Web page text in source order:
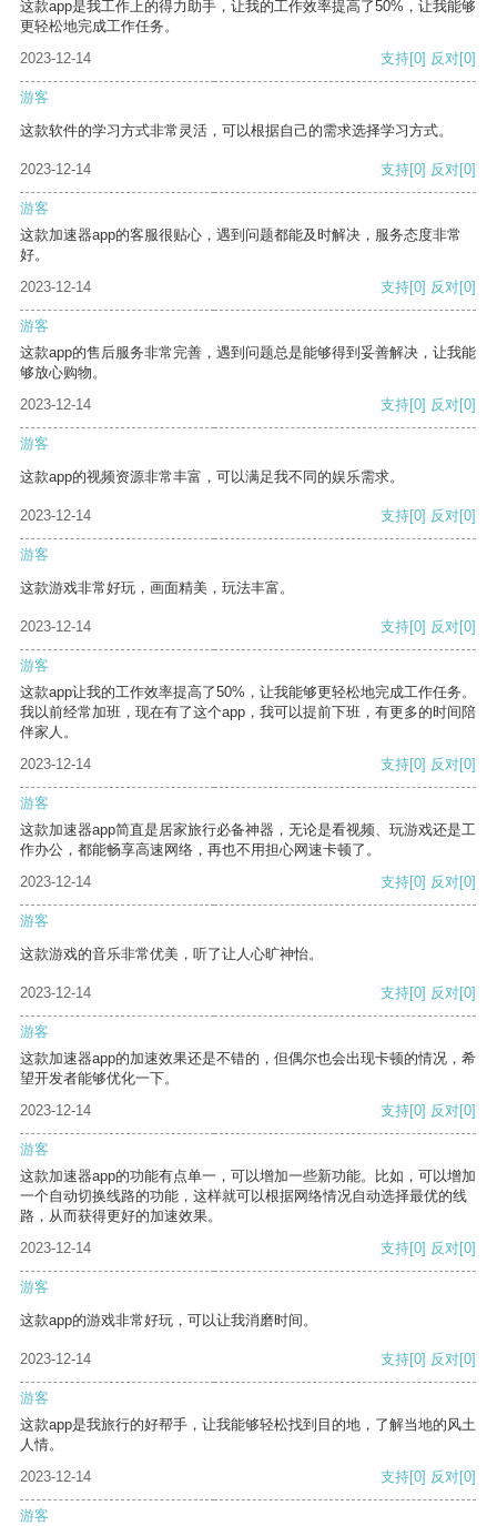
这款app是我工作上的得力助手，让我的工作效率提高了50%，让我能够
更轻松地完成工作任务。
2023-12-14
支持[0] 反对[0]
游客
这款软件的学习方式非常灵活，可以根据自己的需求选择学习方式。
2023-12-14 支持[0] 反对[0]
游客
这款加速器app的客服很贴心，遇到问题都能及时解决，服务态度非常
好。
2023-12-14
支持[0] 反对[0]
游客
这款app的售后服务非常完善，遇到问题总是能够得到妥善解决，让我能
够放心购物。
2023-12-14
支持[0] 反对[0]
游客
这款app的视频资源非常丰富，可以满足我不同的娱乐需求。
2023-12-14 支持[0] 反对[0]
游客
这款游戏非常好玩，画面精美，玩法丰富。
2023-12-14 支持[0] 反对[0]
游客
这款app让我的工作效率提高了50%，让我能够更轻松地完成工作任务。
我以前经常加班，现在有了这个app，我可以提前下班，有更多的时间陪
伴家人。
2023-12-14
支持[0] 反对[0]
游客
这款加速器app简直是居家旅行必备神器，无论是看视频、玩游戏还是工
作办公，都能畅享高速网络，再也不用担心网速卡顿了。
2023-12-14
支持[0] 反对[0]
游客
这款游戏的音乐非常优美，听了让人心旷神怡。
2023-12-14 支持[0] 反对[0]
游客
这款加速器app的加速效果还是不错的，但偶尔也会出现卡顿的情况，希
望开发者能够优化一下。
2023-12-14
支持[0] 反对[0]
游客
这款加速器app的功能有点单一，可以增加一些新功能。比如，可以增加
一个自动切换线路的功能，这样就可以根据网络情况自动选择最优的线
路，从而获得更好的加速效果。
2023-12-14
支持[0] 反对[0]
游客
这款app的游戏非常好玩，可以让我消磨时间。
2023-12-14 支持[0] 反对[0]
游客
这款app是我旅行的好帮手，让我能够轻松找到目的地，了解当地的风土
人情。
2023-12-14
支持[0] 反对[0]
游客